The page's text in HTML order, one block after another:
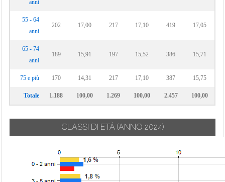
anni
55 - 64
anni
202 17,00 217 17,10 419 17,05
65 - 74
anni
189 15,91 197 15,52 386 15,71
75 e più 170 14,31 217 17,10 387 15,75
Totale 1.188 100,00 1.269 100,00 2.457 100,00
CLASSI DI ETÀ (ANNO 2024)